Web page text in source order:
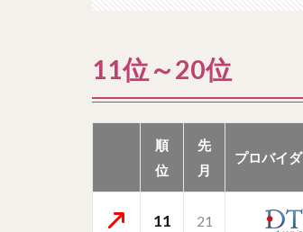
11位～20位
順
位
先
月
プロバイダ
11 21